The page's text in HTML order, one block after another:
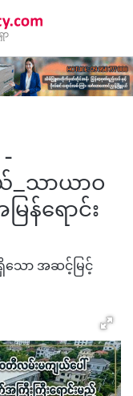
-
_သာယာဝ
န်ရောင်း
သော အဆင့်မြင့်